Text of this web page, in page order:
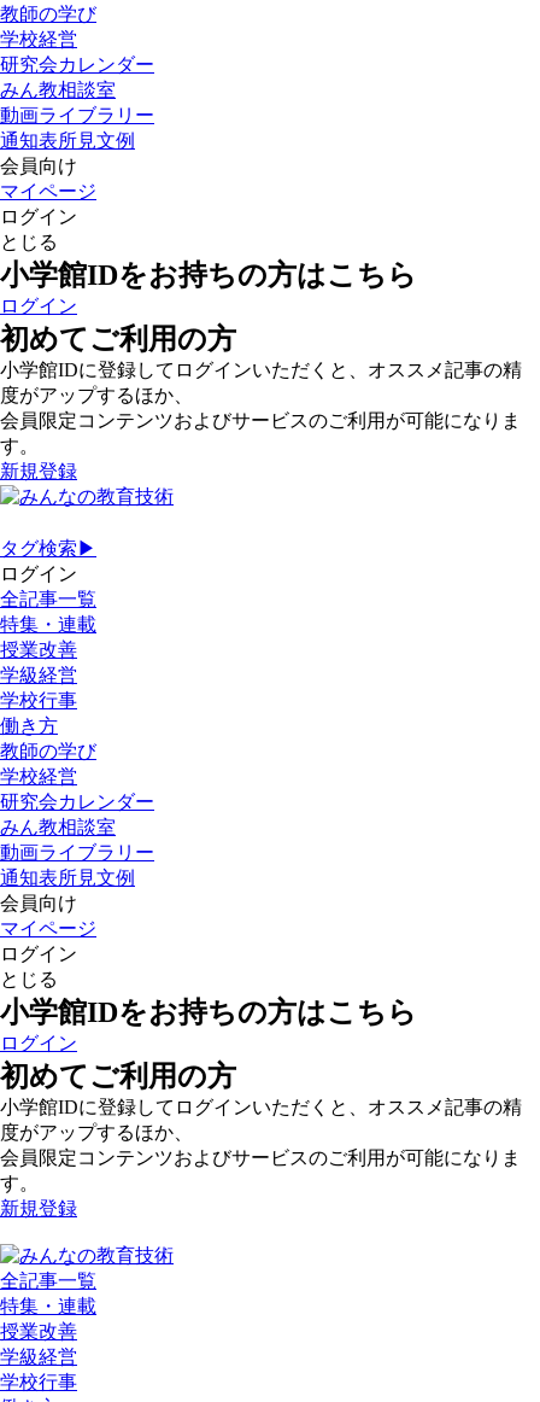
教師の学び
学校経営
研究会カレンダー
みん教相談室
動画ライブラリー
通知表所見文例
会員向け
マイページ
ログイン
とじる
小学館IDをお持ちの方はこちら
ログイン
初めてご利用の方
小学館IDに登録してログインいただくと、オススメ記事の精
度がアップするほか、
会員限定コンテンツおよびサービスのご利用が可能になりま
す。
新規登録
タグ検索▶
ログイン
全記事一覧
特集・連載
授業改善
学級経営
学校行事
働き方
教師の学び
学校経営
研究会カレンダー
みん教相談室
動画ライブラリー
通知表所見文例
会員向け
マイページ
ログイン
とじる
小学館IDをお持ちの方はこちら
ログイン
初めてご利用の方
小学館IDに登録してログインいただくと、オススメ記事の精
度がアップするほか、
会員限定コンテンツおよびサービスのご利用が可能になりま
す。
新規登録
全記事一覧
特集・連載
授業改善
学級経営
学校行事